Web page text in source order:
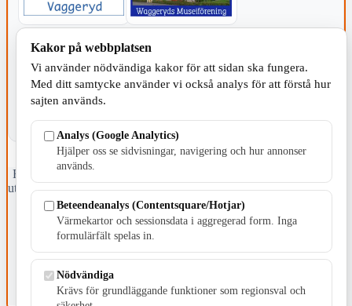
KOMMUNEN
Fristående webbtidningsföretag grundat 1991 som sedan 2002 ger
ut tidningen Skillingaryd.nu och 2010 lanserades Värnamo.nu. Från
april 2026 omfattar Skillingaryd.nu tre kommuner: Gnosjö,
Värnamo och Vaggeryds kommun.
Kontakta oss
E-post: redaktionen@skillingaryd.nu
Postadress: Gisslaköp 1, 568 92 Skillingaryd
Kakinställningar
Kakor på webbplatsen
Vi använder nödvändiga kakor för att sidan ska fungera.
Med ditt samtycke använder vi också analys för att förstå hur
sajten används.
Analys (Google Analytics)
Hjälper oss se sidvisningar, navigering och hur annonser
används.
Beteendeanalys (Contentsquare/Hotjar)
Värmekartor och sessionsdata i aggregerad form. Inga
formulärfält spelas in.
Nödvändiga
Krävs för grundläggande funktioner som regionsval och